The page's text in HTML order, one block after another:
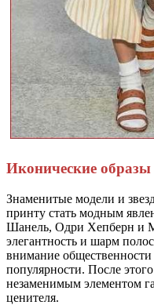
Иконические
Знаменитые модели и
принту стать модным
Шанель, Одри Хепберн и
элегантность и шарм
внимание
популярности. После
незаменимым элементом
ценителя.